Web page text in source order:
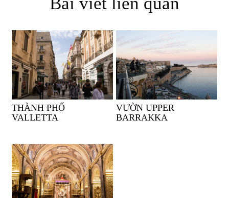
THÀNH PHỐ
VALLETTA
VƯỜN UPPER
BARRAKKA